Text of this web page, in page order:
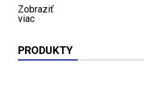
Zobraziť
viac
PRODUKTY